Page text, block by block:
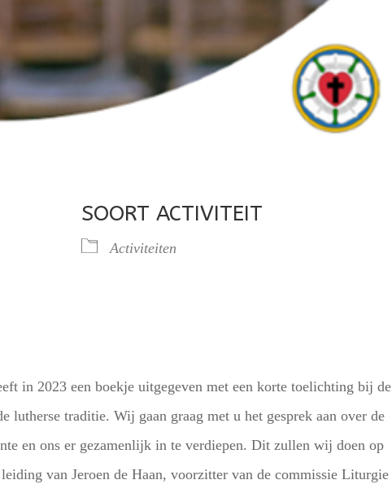
SOORT ACTIVITEIT
Activiteiten
in 2023 een boekje uitgegeven met een korte toelichting bij de
lutherse traditie. Wij gaan graag met u het gesprek aan over de
en ons er gezamenlijk in te verdiepen. Dit zullen wij doen op
van Jeroen de Haan, voorzitter van de commissie Liturgie